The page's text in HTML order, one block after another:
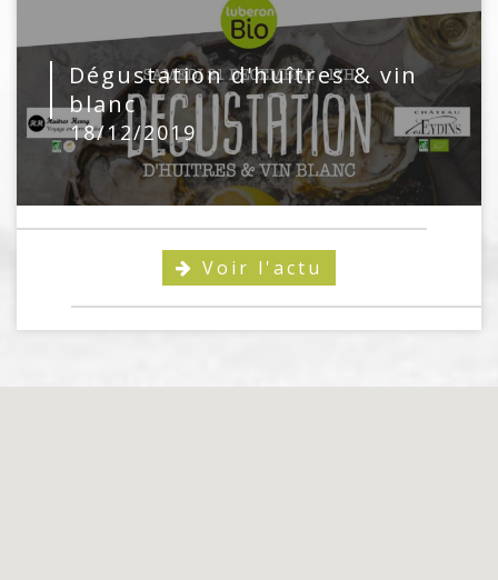
Dégustation d'huîtres & vin
blanc
18/12/2019
Voir l'actu